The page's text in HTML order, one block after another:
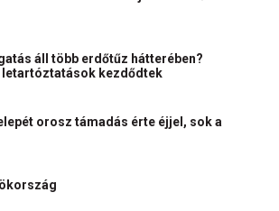
áll több erdőtűz hátterében?
letartóztatások kezdődtek
orosz támadás érte éjjel, sok a